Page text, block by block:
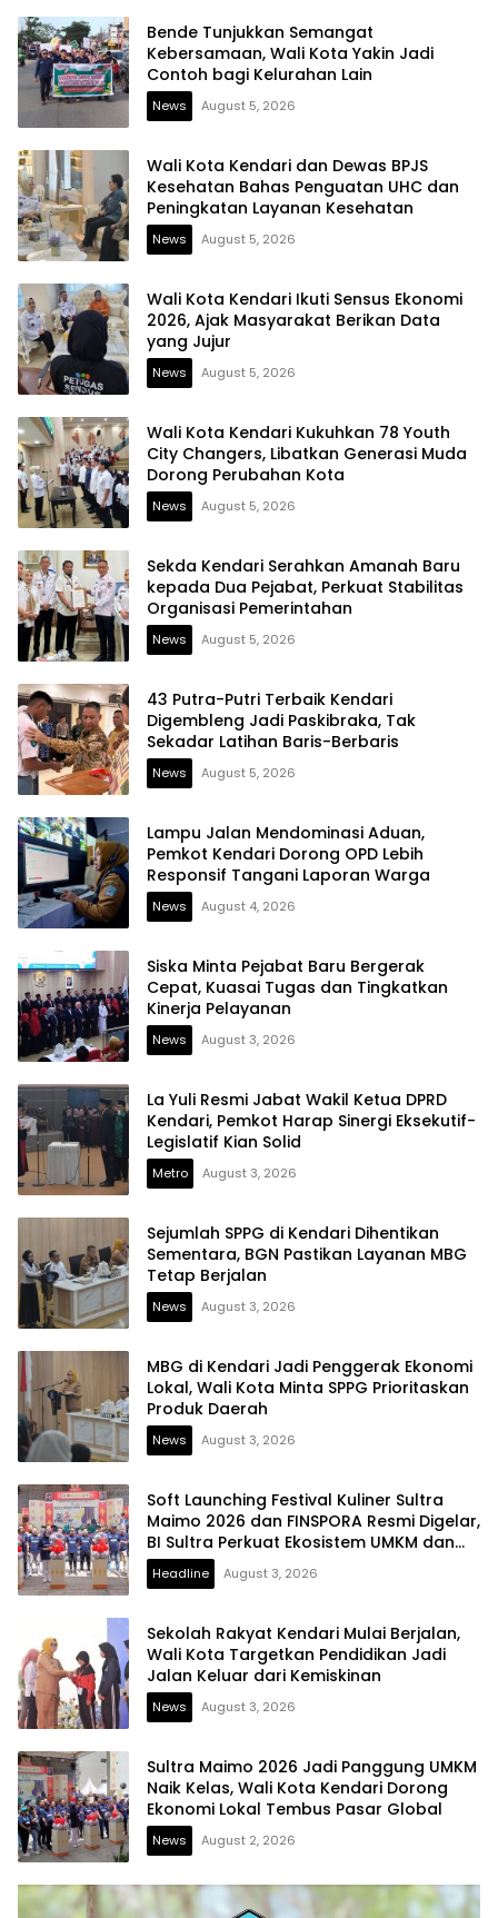
Bende Tunjukkan Semangat
Kebersamaan, Wali Kota Yakin Jadi
Contoh bagi Kelurahan Lain
News August 5, 2026
Wali Kota Kendari dan Dewas BPJS
Kesehatan Bahas Penguatan UHC dan
Peningkatan Layanan Kesehatan
News August 5, 2026
Wali Kota Kendari Ikuti Sensus Ekonomi
2026, Ajak Masyarakat Berikan Data
yang Jujur
News August 5, 2026
Wali Kota Kendari Kukuhkan 78 Youth
City Changers, Libatkan Generasi Muda
Dorong Perubahan Kota
News August 5, 2026
Sekda Kendari Serahkan Amanah Baru
kepada Dua Pejabat, Perkuat Stabilitas
Organisasi Pemerintahan
News August 5, 2026
43 Putra-Putri Terbaik Kendari
Digembleng Jadi Paskibraka, Tak
Sekadar Latihan Baris-Berbaris
News August 5, 2026
Lampu Jalan Mendominasi Aduan,
Pemkot Kendari Dorong OPD Lebih
Responsif Tangani Laporan Warga
News August 4, 2026
Siska Minta Pejabat Baru Bergerak
Cepat, Kuasai Tugas dan Tingkatkan
Kinerja Pelayanan
News August 3, 2026
La Yuli Resmi Jabat Wakil Ketua DPRD
Kendari, Pemkot Harap Sinergi Eksekutif-
Legislatif Kian Solid
Metro August 3, 2026
Sejumlah SPPG di Kendari Dihentikan
Sementara, BGN Pastikan Layanan MBG
Tetap Berjalan
News August 3, 2026
MBG di Kendari Jadi Penggerak Ekonomi
Lokal, Wali Kota Minta SPPG Prioritaskan
Produk Daerah
News August 3, 2026
Soft Launching Festival Kuliner Sultra
Maimo 2026 dan FINSPORA Resmi Digelar,
BI Sultra Perkuat Ekosistem UMKM dan
Digitalisasi Ekonomi
Headline August 3, 2026
Sekolah Rakyat Kendari Mulai Berjalan,
Wali Kota Targetkan Pendidikan Jadi
Jalan Keluar dari Kemiskinan
News August 3, 2026
Sultra Maimo 2026 Jadi Panggung UMKM
Naik Kelas, Wali Kota Kendari Dorong
Ekonomi Lokal Tembus Pasar Global
News August 2, 2026